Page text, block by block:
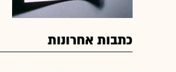
כתבות אחרונות